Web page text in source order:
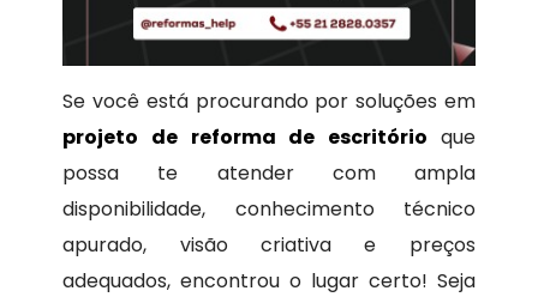
Se você está procurando por soluções em
projeto de reforma de escritório que
possa te atender com ampla
disponibilidade, conhecimento técnico
apurado, visão criativa e preços
adequados, encontrou o lugar certo! Seja